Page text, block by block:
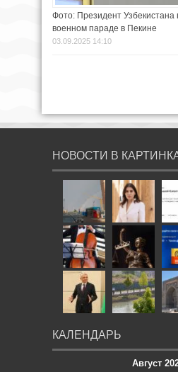
Фото: Президент Узбекистана
военном параде в Пекине
03.09.2025 14:10
НОВОСТИ В
КАЛЕНДАРЬ
Август